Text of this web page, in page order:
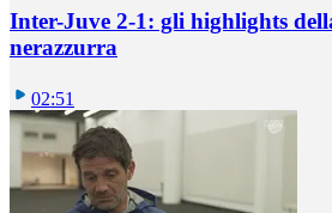
Inter-Juve 2-1: gli highlights
nerazzurra
02:51